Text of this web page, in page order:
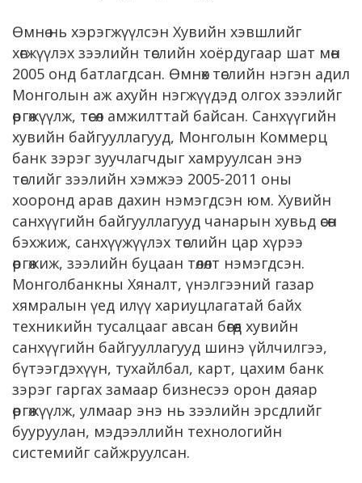
Өмнө нь хэрэгжүүлсэн Хувийн хэвшлийг
хөгжүүлэх зээлийн төслийн хоёрдугаар шат мөн
2005 онд батлагдсан. Өмнөх төслийн нэгэн адил
Монголын аж ахуйн нэгжүүдэд олгох зээлийг
өргөжүүлж, төсөл амжилттай байсан. Санхүүгийн
хувийн байгууллагууд, Монголын Коммерц
банк зэрэг зуучлагчдыг хамруулсан энэ
төслийг зээлийн хэмжээ 2005-2011 оны
хооронд арав дахин нэмэгдсэн юм. Хувийн
санхүүгийн байгууллагууд чанарын хувьд өсөн
бэхжиж, санхүүжүүлэх төслийн цар хүрээ
өргөжиж, зээлийн буцаан төлөлт нэмэгдсэн.
Монголбанкны Хяналт, үнэлгээний газар
хямралын үед илүү хариуцлагатай байх
техникийн тусалцааг авсан бөгөөд хувийн
санхүүгийн байгууллагууд шинэ үйлчилгээ,
бүтээгдэхүүн, тухайлбал, карт, цахим банк
зэрэг гаргах замаар бизнесээ орон даяар
өргөжүүлж, улмаар энэ нь зээлийн эрсдлийг
бууруулан, мэдээллийн технологийн
системийг сайжруулсан.